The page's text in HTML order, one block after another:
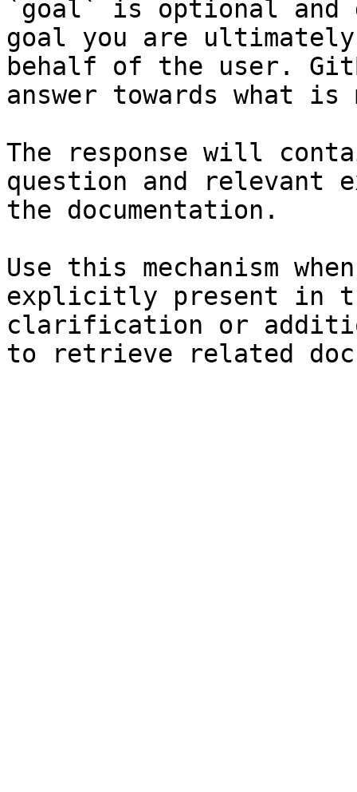
`goal` is optional and
goal you are
behalf of the user.
answer towards what
The response will
question and relevant
the documentation.
Use this mechanism
explicitly present in
clarification or